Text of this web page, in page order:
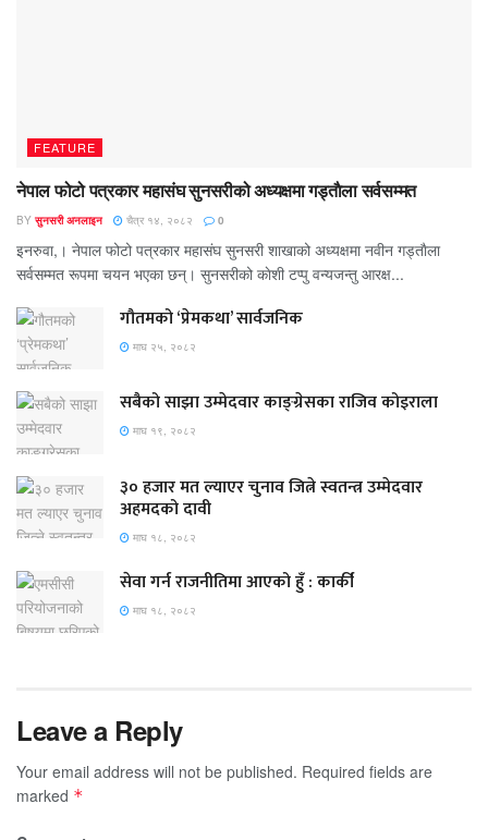
FEATURE
नेपाल फोटो पत्रकार महासंघ सुनसरीको अध्यक्षमा गड्ताैला सर्वसम्मत
BY सुनसरी अनलाइन चैत्र १४, २०८२ 0
इनरुवा,। नेपाल फोटो पत्रकार महासंघ सुनसरी शाखाको अध्यक्षमा नवीन गड्ताैला
सर्वसम्मत रूपमा चयन भएका छन्। सुनसरीको काेशी टप्पु वन्यजन्तु आरक्ष...
गौतमको ‘प्रेमकथा’ सार्वजनिक
माघ २५, २०८२
सबैको साझा उम्मेदवार काङ्ग्रेसका राजिव कोइराला
माघ १९, २०८२
३० हजार मत ल्याएर चुनाव जित्ने स्वतन्त्र उम्मेदवार
अहमदको दावी
माघ १८, २०८२
सेवा गर्न राजनीतिमा आएको हुँ : कार्की
माघ १८, २०८२
Leave a Reply
Your email address will not be published. Required fields are
marked *